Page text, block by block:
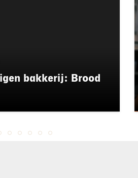
bakkerij: Brood